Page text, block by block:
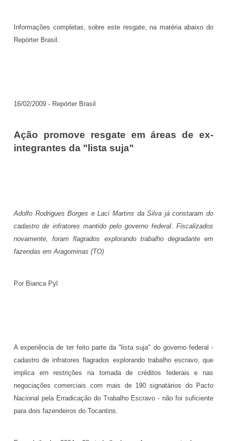
Informações completas, sobre este resgate, na matéria abaixo do
Repórter Brasil.
16/02/2009 - Repórter Brasil
Ação promove resgate em áreas de ex-
integrantes da "lista suja"
Adolfo Rodrigues Borges e Laci Martins da Silva já constaram do
cadastro de infratores mantido pelo governo federal. Fiscalizados
novamente, foram flagrados explorando trabalho degradante em
fazendas em Aragominas (TO)
Por Bianca Pyl
A experiência de ter feito parte da "lista suja" do governo federal -
cadastro de infratores flagrados explorando trabalho escravo, que
implica em restrições na tomada de créditos federais e nas
negociações comerciais com mais de 190 signatários do Pacto
Nacional pela Erradicação do Trabalho Escravo - não foi suficiente
para dois fazendeiros do Tocantins.